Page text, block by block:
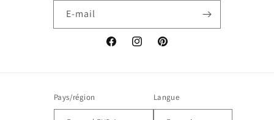
E-mail
FacebookInstagramPinterest
Pays/région Langue